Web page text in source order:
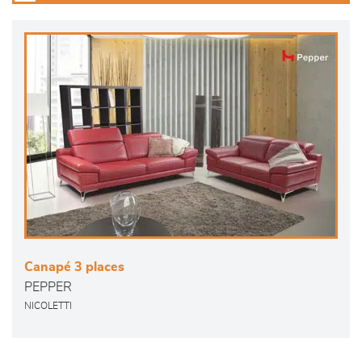
Canapé 3 places
PEPPER
NICOLETTI